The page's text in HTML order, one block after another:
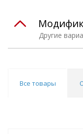
Другие
Все товары